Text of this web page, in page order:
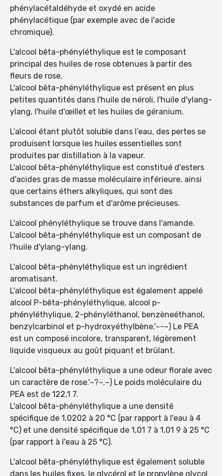
phénylacétaldéhyde et oxydé en acide
phénylacétique (par exemple avec de l'acide
chromique).
L'alcool bêta-phényléthylique est le composant
principal des huiles de rose obtenues à partir des
fleurs de rose.
L'alcool bêta-phényléthylique est présent en plus
petites quantités dans l'huile de néroli, l'huile d'ylang-
ylang, l'huile d'œillet et les huiles de géranium.
L’alcool étant plutôt soluble dans l’eau, des pertes se
produisent lorsque les huiles essentielles sont
produites par distillation à la vapeur.
L'alcool bêta-phényléthylique est constitué d'esters
d'acides gras de masse moléculaire inférieure, ainsi
que certains éthers alkyliques, qui sont des
substances de parfum et d'arôme précieuses.
L'alcool phényléthylique se trouve dans l'amande.
L'alcool bêta-phényléthylique est un composant de
l'huile d'ylang-ylang.
L'alcool bêta-phényléthylique est un ingrédient
aromatisant.
L'alcool bêta-phényléthylique est également appelé
alcool P-bêta-phényléthylique, alcool p-
phényléthylique, 2-phényléthanol, benzèneéthanol,
benzylcarbinol et p-hydroxyéthylbène.'~-~) Le PEA
est un composé incolore, transparent, légèrement
liquide visqueux au goût piquant et brûlant.
L'alcool bêta-phényléthylique a une odeur florale avec
un caractère de rose.'~?~,~) Le poids moléculaire du
PEA est de 122,1 7.
L'alcool bêta-phényléthylique a une densité
spécifique de 1,0202 à 20 °C (par rapport à l'eau à 4
°C) et une densité spécifique de 1,01 7 à 1,01 9 à 25 °C
(par rapport à l'eau à 25 °C).
L'alcool bêta-phényléthylique est également soluble
dans les huiles fixes, le glycérol et le propylène glycol